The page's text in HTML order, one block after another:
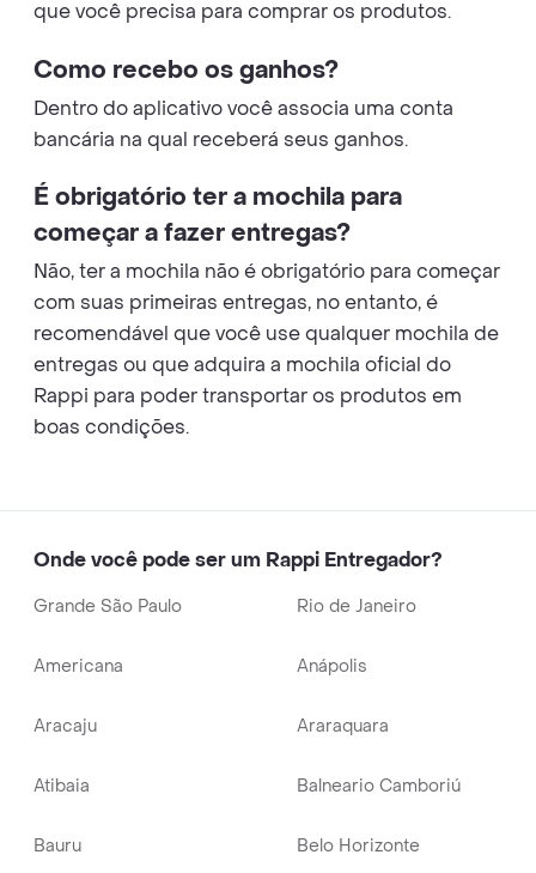
que você precisa para comprar os produtos.
Como recebo os ganhos?
Dentro do aplicativo você associa uma conta
bancária na qual receberá seus ganhos.
É obrigatório ter a mochila para
começar a fazer entregas?
Não, ter a mochila não é obrigatório para começar
com suas primeiras entregas, no entanto, é
recomendável que você use qualquer mochila de
entregas ou que adquira a mochila oficial do
Rappi para poder transportar os produtos em
boas condições.
Onde você pode ser um Rappi Entregador?
Grande São Paulo Rio de Janeiro
Americana Anápolis
Aracaju Araraquara
Atibaia Balneario Camboriú
Bauru Belo Horizonte